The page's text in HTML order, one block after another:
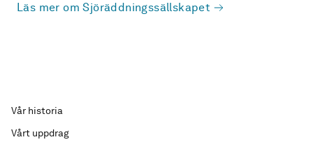
Läs mer om Sjöräddningssällskapet
Vår historia
Vårt uppdrag